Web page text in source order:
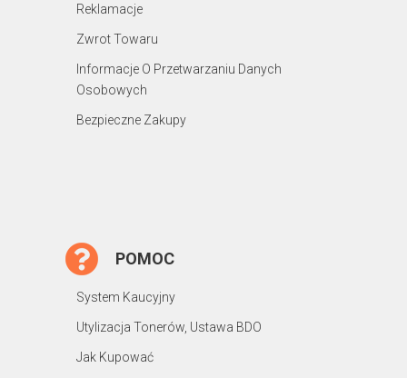
Reklamacje
Zwrot Towaru
Informacje O Przetwarzaniu Danych
Osobowych
Bezpieczne Zakupy
POMOC
System Kaucyjny
Utylizacja Tonerów, Ustawa BDO
Jak Kupować